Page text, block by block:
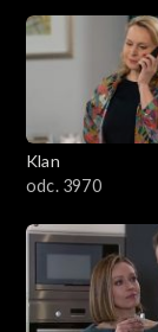
Klan
odc. 3970